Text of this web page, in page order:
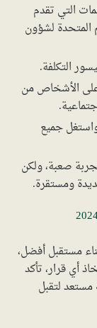
التي تقدم
المتحدة لشؤون
التكلفة.
الأشخاص من
جميع
صعبة، ولكن
ومستقرة.
مستقبل أفضل،
أي قرار، تأكد
لتقبل